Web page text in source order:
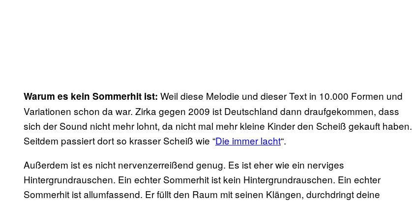
Warum es kein Sommerhit ist: Weil diese Melodie und dieser Text in 10.000 Formen und
Variationen schon da war. Zirka gegen 2009 ist Deutschland dann draufgekommen, dass
sich der Sound nicht mehr lohnt, da nicht mal mehr kleine Kinder den Scheiß gekauft haben.
Seitdem passiert dort so krasser Scheiß wie “Die immer lacht“.
Außerdem ist es nicht nervenzerreißend genug. Es ist eher wie ein nerviges
Hintergrundrauschen. Ein echter Sommerhit ist kein Hintergrundrauschen. Ein echter
Sommerhit ist allumfassend. Er füllt den Raum mit seinen Klängen, durchdringt deine